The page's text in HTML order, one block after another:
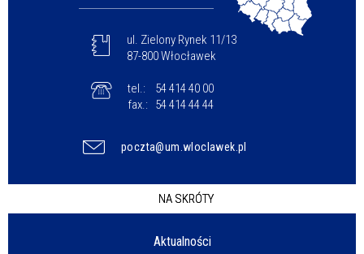
ul. Zielony Rynek 11/13
87-800 Włocławek
tel.:
54 414 40 00
fax.:
54 414 44 44
poczta@um.wloclawek.pl
NA SKRÓTY
Aktualności